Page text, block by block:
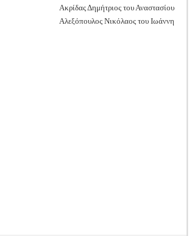
Ακρίδας Δημήτριος του Αναστασίου
Αλεξόπουλος Νικόλαος του Ιωάννη